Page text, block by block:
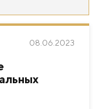
08.06.2023